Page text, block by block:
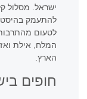
ישראל. מסלול
להתעמק
לטעום
המלח, אילת
הארץ.
חופים